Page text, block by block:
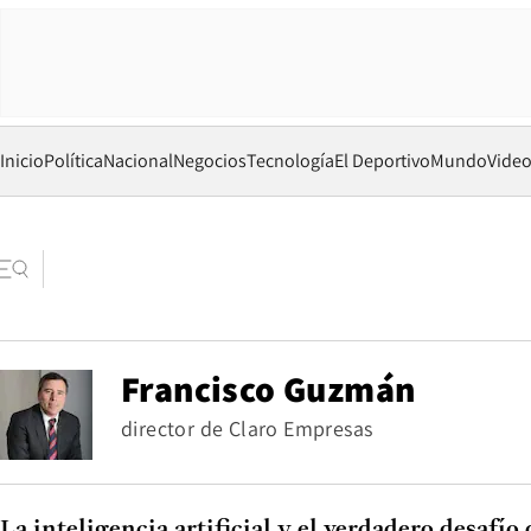
InicioPolíticaNacionalNegociosTecnologíaEl DeportivoMundo
Francisco Guzmán
director de Claro Empresas